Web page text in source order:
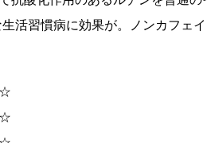
活習慣病に効果が。ノンカフェイ